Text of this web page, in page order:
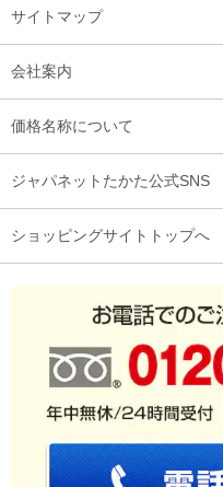
サイトマップ
会社案内
価格名称について
ジャパネットたかた公式SNS
ショッピングサイトトップへ